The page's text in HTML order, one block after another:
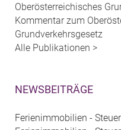
Oberösterreichisches
Kommentar zum
Grundverkehrsgesetz
Alle Publikationen >
NEWSBEITRÄGE
Ferienimmobilien -